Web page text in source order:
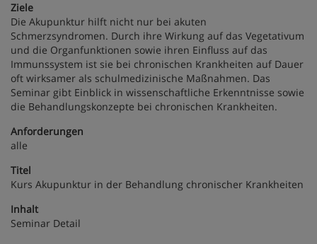
Ziele
Die Akupunktur hilft nicht nur bei akuten
Schmerzsyndromen. Durch ihre Wirkung auf das Vegetativum
und die Organfunktionen sowie ihren Einfluss auf das
Immunssystem ist sie bei chronischen Krankheiten auf Dauer
oft wirksamer als schulmedizinische Maßnahmen. Das
Seminar gibt Einblick in wissenschaftliche Erkenntnisse sowie
die Behandlungskonzepte bei chronischen Krankheiten.
Anforderungen
alle
Titel
Kurs Akupunktur in der Behandlung chronischer Krankheiten
Inhalt
Seminar Detail